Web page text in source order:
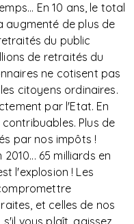
En 10 ans, le total
augmenté de plus de
du public
de retraités du
ne cotisent pas
citoyens ordinaires.
par l'Etat. En
Plus de
par nos impôts !
65 milliards en
l'explosion ! Les
et celles de nos
vous plaît, agissez